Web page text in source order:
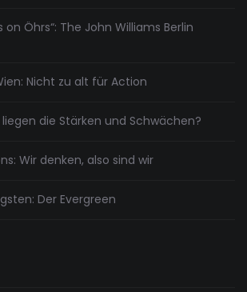
Öhrs“: The John Williams Berlin
Nicht zu alt für Action
die Stärken und Schwächen?
Wir denken, also sind wir
Der Evergreen